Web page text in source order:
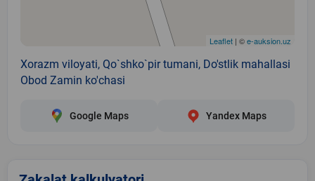
Leaflet | ©e-auksion.uz
Xorazm viloyati, Qo`shko`pir tumani, Do'stlik mahallasi
Obod Zamin ko'chasi
Google Maps Yandex Maps